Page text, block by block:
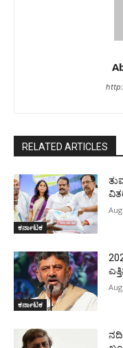
RELATED ARTICLES
ಕರ್ನಾಟಕ
ಕರ್ನಾಟಕ